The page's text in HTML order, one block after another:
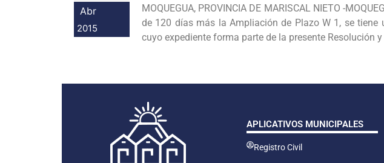
Abr
2015
MOQUEGUA, PROVINCIA DE MARISCAL NIETO -
de 120 días más la Ampliación de Plazo W 1, se
cuyo expediente forma parte de la presente Resolución
APLICATIVOS MUNICIPALES
Registro Civil